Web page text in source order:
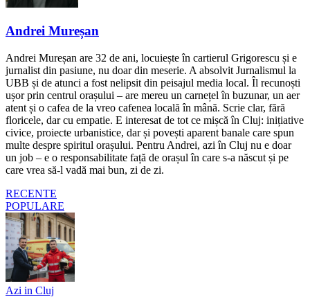
Andrei Mureșan
Andrei Mureșan are 32 de ani, locuiește în cartierul Grigorescu și e
jurnalist din pasiune, nu doar din meserie. A absolvit Jurnalismul la
UBB și de atunci a fost nelipsit din peisajul media local. Îl recunoști
ușor prin centrul orașului – are mereu un carnețel în buzunar, un aer
atent și o cafea de la vreo cafenea locală în mână. Scrie clar, fără
floricele, dar cu empatie. E interesat de tot ce mișcă în Cluj: inițiative
civice, proiecte urbanistice, dar și povești aparent banale care spun
multe despre spiritul orașului. Pentru Andrei, azi în Cluj nu e doar
un job – e o responsabilitate față de orașul în care s-a născut și pe
care vrea să-l vadă mai bun, zi de zi.
RECENTE
POPULARE
Azi in Cluj